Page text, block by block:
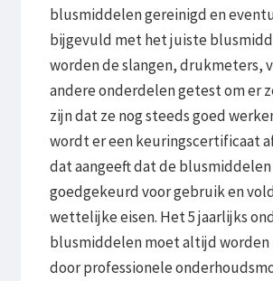
blusmiddelen gereinigd en
bijgevuld met het juiste
worden de slangen, drukmeters,
andere onderdelen getest om er
zijn dat ze nog steeds goed
wordt er een keuringscertificaat
dat aangeeft dat de
goedgekeurd voor gebruik en
wettelijke eisen. Het 5 jaarlijks
blusmiddelen moet altijd
door professionele